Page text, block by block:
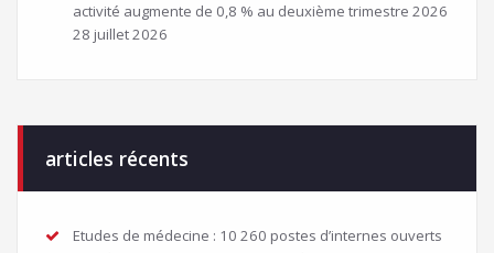
activité augmente de 0,8 % au deuxième trimestre 2026
28 juillet 2026
articles récents
Etudes de médecine : 10 260 postes d’internes ouverts